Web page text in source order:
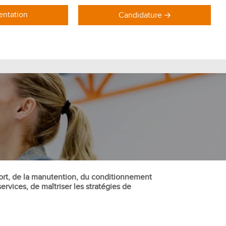
de la manutention, du conditionnement
de maîtriser les stratégies de
Candidature
DOMAINES DE FORMATION
Formations Marketing
Formations Commerce
Formations Communication
Formations Achat Logistique